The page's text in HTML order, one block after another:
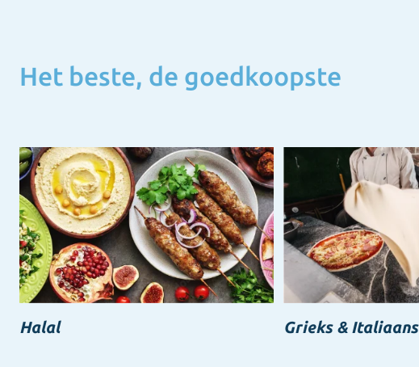
Het beste, de goedkoopste
Halal Grieks & Italiaans